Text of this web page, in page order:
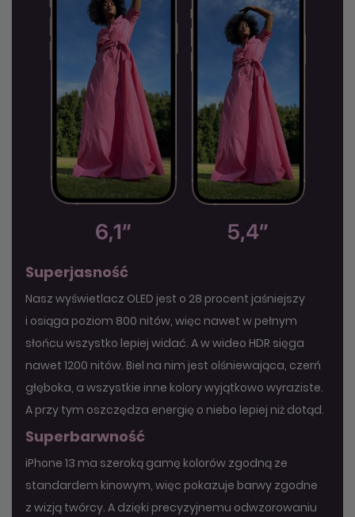
Superjasność
Nasz wyświetlacz OLED jest o 28 procent jaśniejszy
i osiąga poziom 800 nitów, więc nawet w pełnym
słońcu wszystko lepiej widać. A w wideo HDR sięga
nawet 1200 nitów. Biel na nim jest olśniewająca, czerń
głęboka, a wszystkie inne kolory wyjątkowo wyraziste.
A przy tym oszczędza energię o niebo lepiej niż dotąd.
Superbarwność
iPhone 13 ma szeroką gamę kolorów zgodną ze
standardem kinowym, więc pokazuje barwy zgodne
z wizją twórcy. A dzięki precyzyjnemu odwzorowaniu